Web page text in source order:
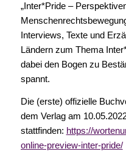
„Inter*Pride –
Interviews, Texte und
Ländern zum Thema
dabei den Bogen zu
spannt.
Die (erste) offizielle
dem Verlag am
stattfinden: https://
online-preview-inter-pride/